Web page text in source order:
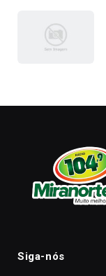
Siga-nós